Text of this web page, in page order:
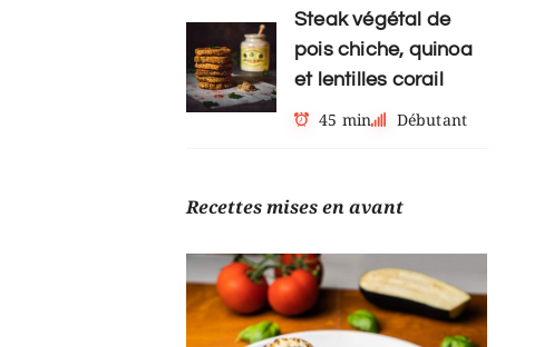
Steak végétal de
pois chiche, quinoa
et lentilles corail
45 min
Débutant
Recettes mises en avant